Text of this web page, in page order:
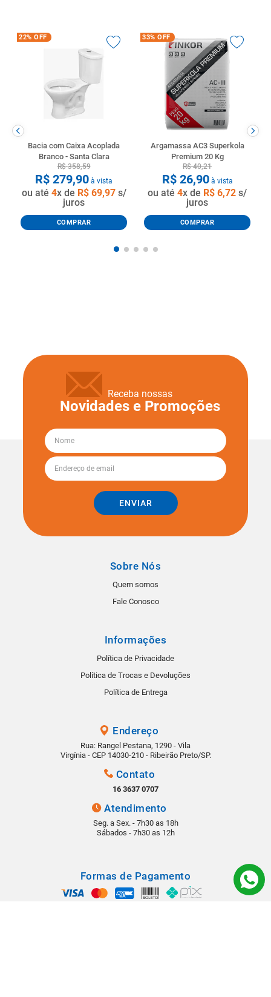
22% OFF
Bacia com Caixa Acoplada
Branco - Santa Clara
R$ 358,59
R$ 279,90 à vista
ou até 4x de R$ 69,97s/
juros
COMPRAR
33% OFF
Argamassa AC3 Superkola
Premium 20 Kg
R$ 40,21
R$ 26,90à vista
ou até 4x de R$ 6,72 s/
juros
COMPRAR
Receba nossas
Novidades e Promoções
ENVIAR
Sobre Nós
Quem somos
Fale Conosco
Informações
Política de Privacidade
Política de Trocas e Devoluções
Política de Entrega
Endereço
Rua: Rangel Pestana, 1290 - Vila
Virgínia - CEP 14030-210 - Ribeirão Preto/SP.
Contato
16 3637 0707
Atendimento
Seg. a Sex. - 7h30 as 18h
Sábados - 7h30 as 12h
Formas de Pagamento